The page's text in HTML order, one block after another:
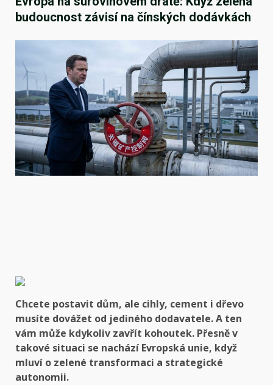
budoucnost závisí na čínských dodávkách
Chcete postavit dům, ale cihly, cement i dřevo
musíte dovážet od jediného dodavatele. A ten
vám může kdykoliv zavřít kohoutek. Přesně v
takové situaci se nachází Evropská unie, když
mluví o zelené transformaci a strategické
autonomii.